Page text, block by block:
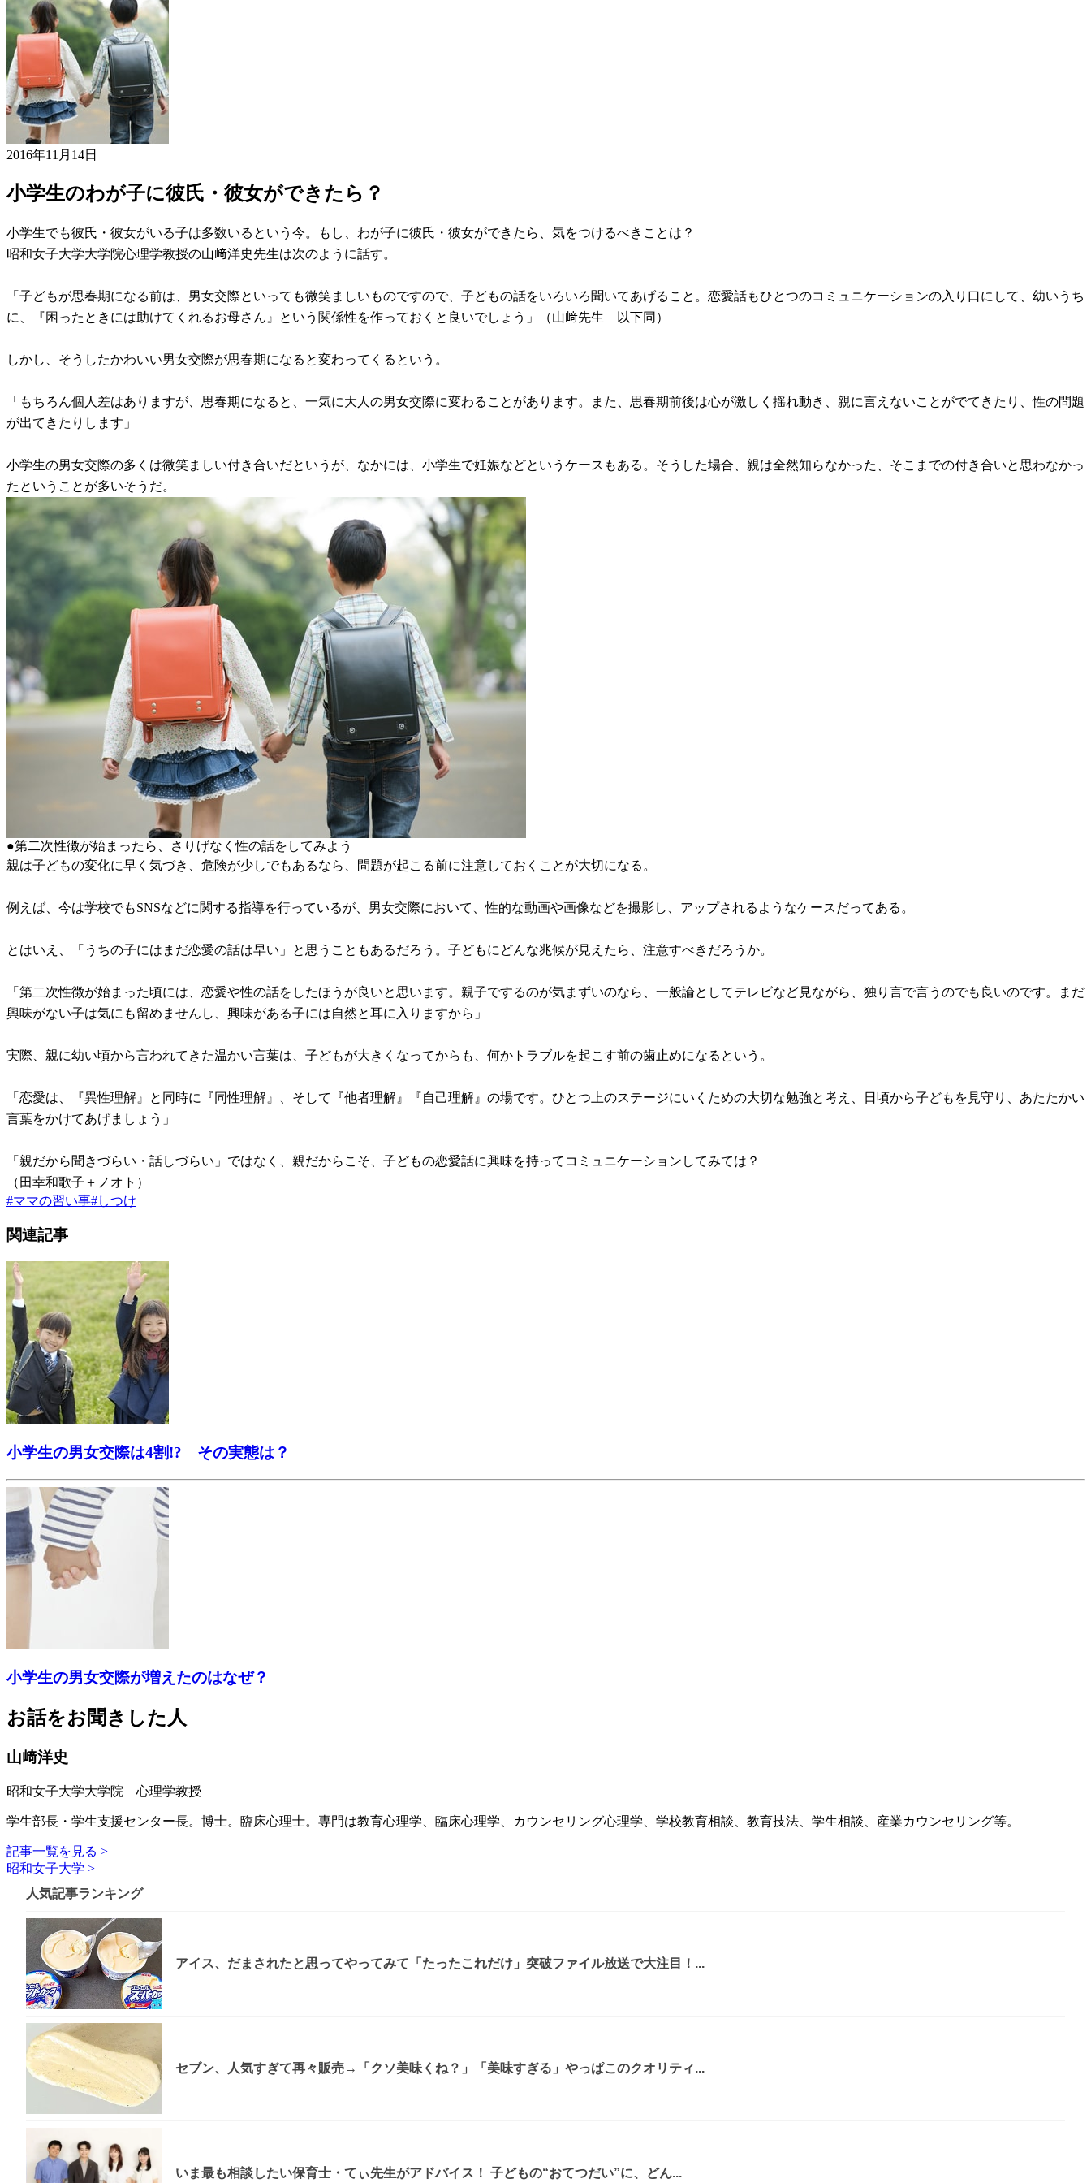
2016年11月14日
小学生のわが子に彼氏・彼女ができたら？
小学生でも彼氏・彼女がいる子は多数いるという今。もし、わが子に彼氏・彼女ができたら、気をつけるべきことは？
昭和女子大学大学院心理学教授の山﨑洋史先生は次のように話す。
「子どもが思春期になる前は、男女交際といっても微笑ましいものですので、子どもの話をいろいろ聞いてあげること。恋愛話もひとつのコミュニケーションの入り口にして、幼いうち
に、『困ったときには助けてくれるお母さん』という関係性を作っておくと良いでしょう」（山﨑先生 以下同）
しかし、そうしたかわいい男女交際が思春期になると変わってくるという。
「もちろん個人差はありますが、思春期になると、一気に大人の男女交際に変わることがあります。また、思春期前後は心が激しく揺れ動き、親に言えないことがでてきたり、性の問題
が出てきたりします」
小学生の男女交際の多くは微笑ましい付き合いだというが、なかには、小学生で妊娠などというケースもある。そうした場合、親は全然知らなかった、そこまでの付き合いと思わなかっ
たということが多いそうだ。
●第二次性徴が始まったら、さりげなく性の話をしてみよう
親は子どもの変化に早く気づき、危険が少しでもあるなら、問題が起こる前に注意しておくことが大切になる。
例えば、今は学校でもSNSなどに関する指導を行っているが、男女交際において、性的な動画や画像などを撮影し、アップされるようなケースだってある。
とはいえ、「うちの子にはまだ恋愛の話は早い」と思うこともあるだろう。子どもにどんな兆候が見えたら、注意すべきだろうか。
「第二次性徴が始まった頃には、恋愛や性の話をしたほうが良いと思います。親子でするのが気まずいのなら、一般論としてテレビなど見ながら、独り言で言うのでも良いのです。まだ
興味がない子は気にも留めませんし、興味がある子には自然と耳に入りますから」
実際、親に幼い頃から言われてきた温かい言葉は、子どもが大きくなってからも、何かトラブルを起こす前の歯止めになるという。
「恋愛は、『異性理解』と同時に『同性理解』、そして『他者理解』『自己理解』の場です。ひとつ上のステージにいくための大切な勉強と考え、日頃から子どもを見守り、あたたかい
言葉をかけてあげましょう」
「親だから聞きづらい・話しづらい」ではなく、親だからこそ、子どもの恋愛話に興味を持ってコミュニケーションしてみては？
（田幸和歌子＋ノオト）
#ママの習い事#しつけ
関連記事
小学生の男女交際は4割!? その実態は？
小学生の男女交際が増えたのはなぜ？
お話をお聞きした人
山﨑洋史
昭和女子大学大学院 心理学教授
学生部長・学生支援センター長。博士。臨床心理士。専門は教育心理学、臨床心理学、カウンセリング心理学、学校教育相談、教育技法、学生相談、産業カウンセリング等。
記事一覧を見る >
昭和女子大学 >
人気記事ランキング
アイス、だまされたと思ってやってみて「たったこれだけ」突破ファイル放送で大注目！...
セブン、人気すぎて再々販売→「クソ美味くね？」「美味すぎる」やっぱこのクオリティ...
いま最も相談したい保育士・てぃ先生がアドバイス！ 子どもの“おてつだい”に、どん...